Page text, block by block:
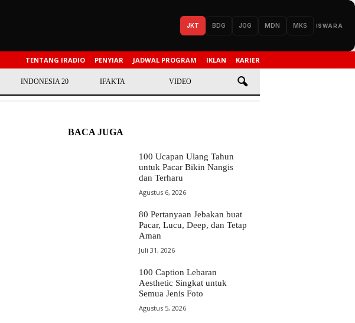
JKT BDG JOG MDN MKS ISWARA
TENTANG IRADIO PENYIAR JADWAL PROGRAM IKLAN KARIER
INDONESIA 20 IFAKTA VIDEO
BACA JUGA
100 Ucapan Ulang Tahun
untuk Pacar Bikin Nangis
dan Terharu
Agustus 6, 2026
80 Pertanyaan Jebakan buat
Pacar, Lucu, Deep, dan Tetap
Aman
Juli 31, 2026
100 Caption Lebaran
Aesthetic Singkat untuk
Semua Jenis Foto
Agustus 5, 2026